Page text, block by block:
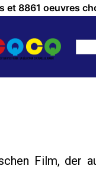
et 8861 oeuvres
Film, der